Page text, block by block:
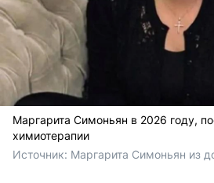
Маргарита Симоньян в 2026 году,
химиотерапии
Источник: Маргарита Симоньян из